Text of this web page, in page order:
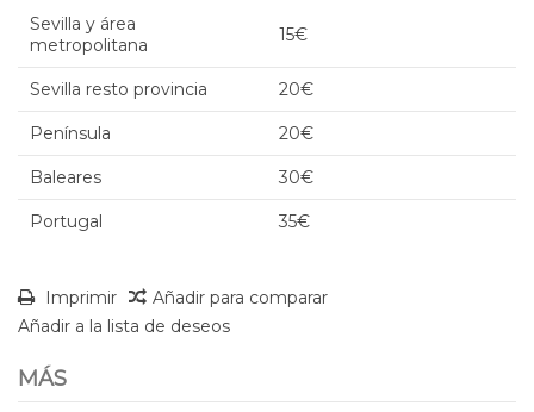
Sevilla y área
metropolitana
15€
Sevilla resto provincia 20€
Península 20€
Baleares 30€
Portugal 35€
Imprimir
Añadir para comparar
Añadir a la lista de deseos
MÁS